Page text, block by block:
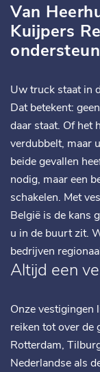
Van
Kuijpers
Uw truck staat in
Dat betekent:
daar staat. Of het
verdubbelt, maar
beide gevallen
nodig, maar een
schakelen. Met
België is de kans
u in de buurt zit.
bedrijven
Altijd een
Onze vestigingen
reiken tot over de
Rotterdam,
Nederlandse als